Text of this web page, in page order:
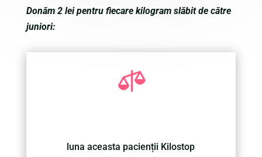
Donăm 2 lei pentru fiecare kilogram slăbit de către
juniori:

luna aceasta pacienții Kilostop